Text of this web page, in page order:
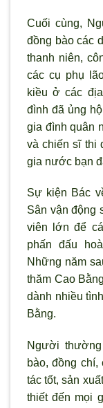
Cuối cùng,
đồng bào các
thanh niên,
các cụ phụ l
kiều ở các
đình đã ủng
gia đình quân
và chiến sĩ thi
gia nước bạn
Sự kiện Bác
Sân vận động
viên lớn để
phấn đấu
Những năm
thăm Cao
dành nhiều
Bằng.
Người
bào, đồng chí,
tác tốt, sản
thiết đến mọi